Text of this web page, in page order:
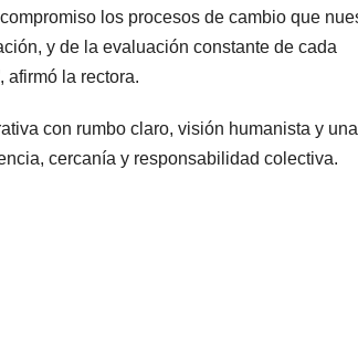
los procesos de cambio que
y de la evaluación constante de cada
afirmó la rectora.
con rumbo claro, visión humanista y una
cercanía y responsabilidad colectiva.